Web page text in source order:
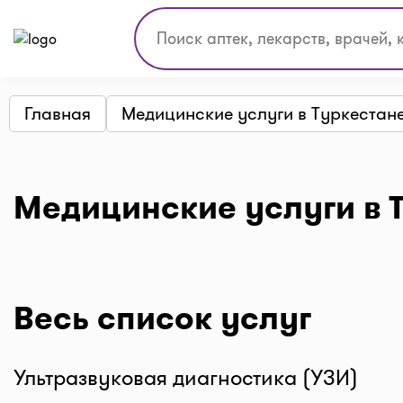
Главная Медицинские услуги в
Медицинские услуги в
Весь список услуг
Ультразвуковая диагностика (УЗИ)